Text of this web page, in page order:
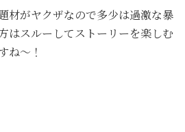
材がヤクザなので多少は過激な暴
はスルーしてストーリーを楽しむ
ね～！